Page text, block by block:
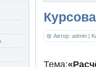
Автор: admin |
Тема: